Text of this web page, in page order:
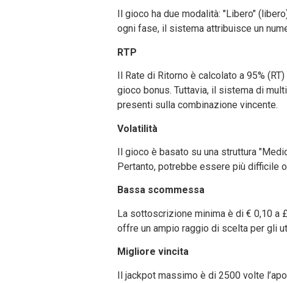
Il gioco ha due modalità: "Libero"
ogni fase, il sistema attribuisce un
RTP
Il Rate di Ritorno è calcolato a 95%
gioco bonus. Tuttavia, il sistema di
presenti sulla combinazione vincente.
Volatilità
Il gioco è basato su una struttura
Pertanto, potrebbe essere più difficile
Bassa scommessa
La sottoscrizione minima è di € 0,10 a
offre un ampio raggio di scelta per gli
Migliore vincita
Il jackpot massimo è di 2500 volte